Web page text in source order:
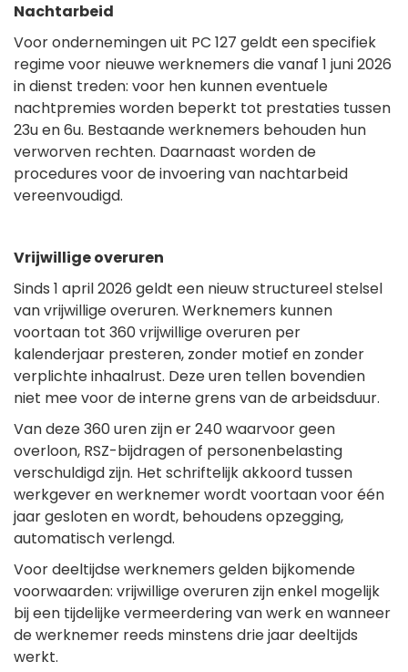
Nachtarbeid
Voor ondernemingen uit PC 127 geldt een specifiek
regime voor nieuwe werknemers die vanaf 1 juni 2026
in dienst treden: voor hen kunnen eventuele
nachtpremies worden beperkt tot prestaties tussen
23u en 6u. Bestaande werknemers behouden hun
verworven rechten. Daarnaast worden de
procedures voor de invoering van nachtarbeid
vereenvoudigd.
Vrijwillige overuren
Sinds 1 april 2026 geldt een nieuw structureel stelsel
van vrijwillige overuren. Werknemers kunnen
voortaan tot 360 vrijwillige overuren per
kalenderjaar presteren, zonder motief en zonder
verplichte inhaalrust. Deze uren tellen bovendien
niet mee voor de interne grens van de arbeidsduur.
Van deze 360 uren zijn er 240 waarvoor geen
overloon, RSZ-bijdragen of personenbelasting
verschuldigd zijn. Het schriftelijk akkoord tussen
werkgever en werknemer wordt voortaan voor één
jaar gesloten en wordt, behoudens opzegging,
automatisch verlengd.
Voor deeltijdse werknemers gelden bijkomende
voorwaarden: vrijwillige overuren zijn enkel mogelijk
bij een tijdelijke vermeerdering van werk en wanneer
de werknemer reeds minstens drie jaar deeltijds
werkt.